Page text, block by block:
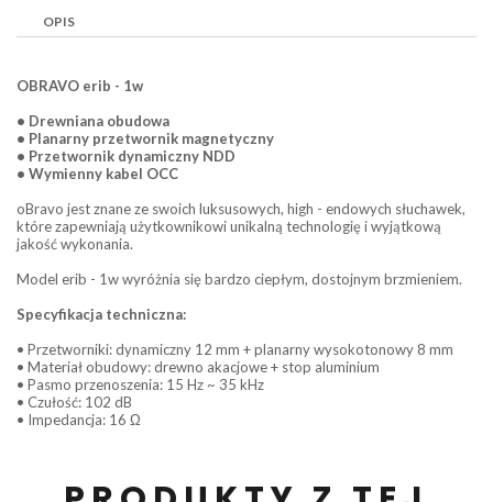
OPIS
OBRAVO erib - 1w
• Drewniana obudowa
• Planarny przetwornik magnetyczny
• Przetwornik dynamiczny NDD
• Wymienny kabel OCC
oBravo jest znane ze swoich luksusowych, high - endowych słuchawek,
które zapewniają użytkownikowi unikalną technologię i wyjątkową
jakość wykonania.
Model erib - 1w wyróżnia się bardzo ciepłym, dostojnym brzmieniem.
Specyfikacja techniczna:
• Przetworniki: dynamiczny 12 mm + planarny wysokotonowy 8 mm
• Materiał obudowy: drewno akacjowe + stop aluminium
• Pasmo przenoszenia: 15 Hz ~ 35 kHz
• Czułość: 102 dB
• Impedancja: 16 Ω